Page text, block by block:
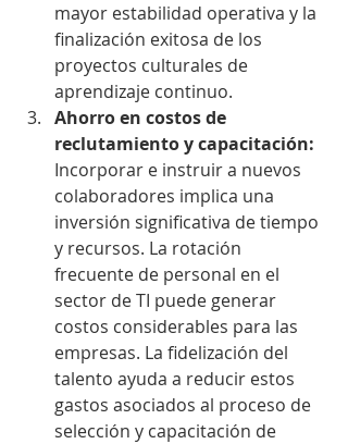
mayor estabilidad operativa y la
finalización exitosa de los
proyectos culturales de
aprendizaje continuo.
Ahorro en costos de
reclutamiento y capacitación:
Incorporar e instruir a nuevos
colaboradores implica una
inversión significativa de tiempo
y recursos. La rotación
frecuente de personal en el
sector de TI puede generar
costos considerables para las
empresas. La fidelización del
talento ayuda a reducir estos
gastos asociados al proceso de
selección y capacitación de